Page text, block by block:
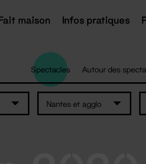
maison Infos pratiques
Spectacles Autour des
Nantes et agglo